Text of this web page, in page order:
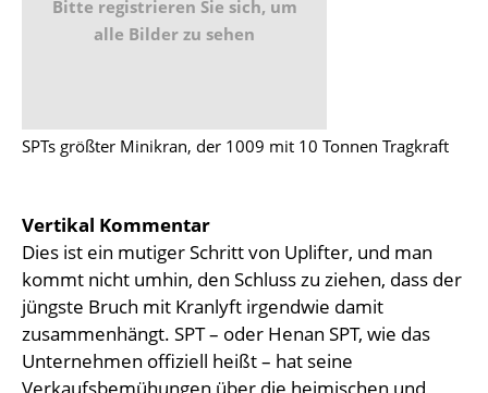
Bitte registrieren Sie sich, um
alle Bilder zu sehen
SPTs größter Minikran, der 1009 mit 10 Tonnen Tragkraft
Vertikal Kommentar
Dies ist ein mutiger Schritt von Uplifter, und man
kommt nicht umhin, den Schluss zu ziehen, dass der
jüngste Bruch mit Kranlyft irgendwie damit
zusammenhängt. SPT – oder Henan SPT, wie das
Unternehmen offiziell heißt – hat seine